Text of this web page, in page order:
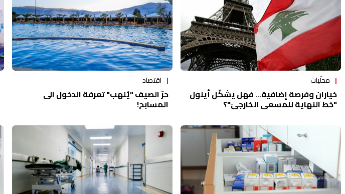
محلّيات
خياران وفرصة إضافية... فهل يشكّل أيلول
"خط النهاية للمسعى الخارجيّ"؟
اقتصاد
حرّ الصيف "يُلهب" تعرفة الدخول الى
المسابح!